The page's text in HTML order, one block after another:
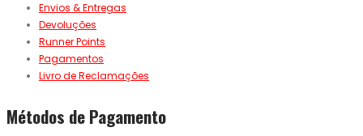
Envios & Entregas
Devoluções
Runner Points
Pagamentos
Livro de Reclamações
Métodos de Pagamento